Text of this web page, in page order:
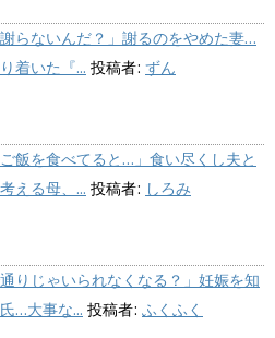
謝らないんだ？」謝るのをやめた妻…
着いた『... 投稿者: ずん
ご飯を食べてると…」食い尽くし夫と
える母、... 投稿者: しろみ
通りじゃいられなくなる？」妊娠を知
…大事な... 投稿者: ふくふく